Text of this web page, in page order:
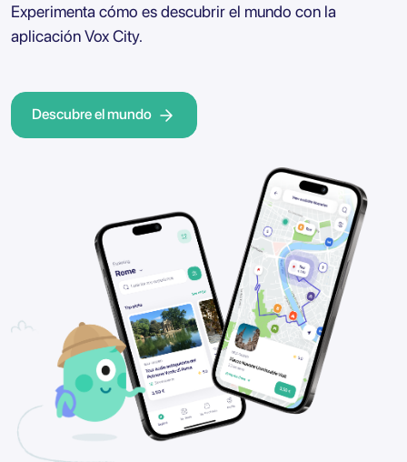
Experimenta cómo es descubrir el mundo con la
aplicación Vox City.
Descubre el mundo